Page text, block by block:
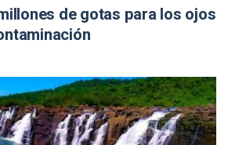
de gotas para los ojos